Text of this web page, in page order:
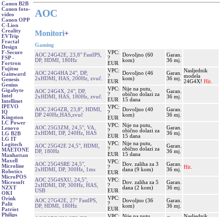
Canon B2B
Canon foto-
video
Canon OPP
C-Lion
Creality
EVTrip
Fractal
Design
F-Secure
FSP -
Fortron
Fujitsu
Gainward
Genesis
Genius
Gigabyte
Intel
Intellinet
IPEVO
IQ
Kingston
LC Power
Lenovo
LG B2B
LG IT
Logitech
MAETONE
Manhattan
Maxell
Microline
Robotics
MicroPOS
Microsoft
NZXT
OKI
Orink
Palit
Patriot
Philips
AOC
Monitori+
Gaming
AOC 24G42E, 23,8" FastIPS,
DP, HDMI, 180Hz
VPC:
?
EUR
Dovoljno (60
kom)
Garan.
36 mj.
AOC 24G4HA 24", DP,
2xHDMI, HAS, 200Hz, zvuč.
VPC:
?
EUR
Dovoljno (46
kom)
Garan.
36 mj.
Nasljednik
modela
24G4X! Hit.
AOC 24G4X, 24", DP,
2xHDMI, HAS, 180Hz, zvuč.
VPC:
?
EUR
Nije na putu,
obično dolazi za
15 dana
Garan.
36 mj.
AOC 24G4ZR, 23,8'', HDMI,
DP 240Hz,HAS,zvuč
VPC:
?
EUR
Dovoljno (40
kom)
Garan.
36 mj.
AOC 25G3ZM, 24,5", VA,
2xHDMI, DP, 240Hz, HAS
VPC:
?
EUR
Nije na putu,
obično dolazi za
15 dana
Garan.
36 mj.
AOC 25G42E 24,5", HDMI,
DP, 180Hz
VPC:
?
EUR
Nije na putu,
obično dolazi za
15 dana
Garan.
36 mj.
AOC 25G4SRE 24,5",
2xHDMI, DP, 300Hz, 1ms
VPC:
?
EUR
Dov. zaliha za 3
dana (9 kom)
Garan.
36 mj.
Hit.
AOC 25G4SXU, 24,5",
2xHDMI, DP, 300Hz, HAS,
USB
VPC:
?
EUR
Dov. zaliha za 5
dana (2 kom)
Garan.
36 mj.
AOC 27G42E, 27" FastIPS,
DP, HDMI, 180Hz
VPC:
?
EUR
Dovoljno (36
kom)
Garan.
36 mj.